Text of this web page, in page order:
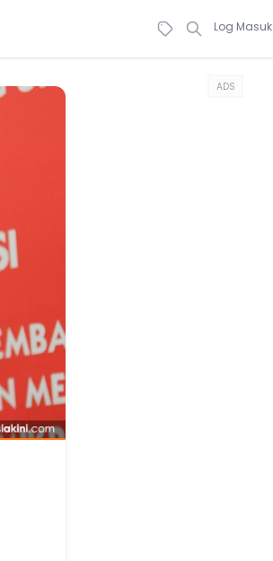
Log Masuk
ADS